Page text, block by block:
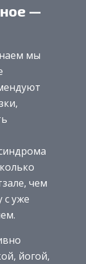
—
мы
чем
с уже
йогой,